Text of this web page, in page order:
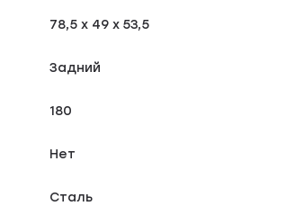
78,5 х 49 х 53,5
Задний
180
Нет
Сталь